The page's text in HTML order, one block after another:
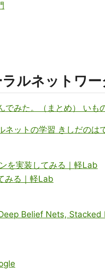
ルネットワー
みた。（まとめ） いも
ネットの学習 きしだのは
を実装してみる｜軽Lab
みる｜軽Lab
Belief Nets,